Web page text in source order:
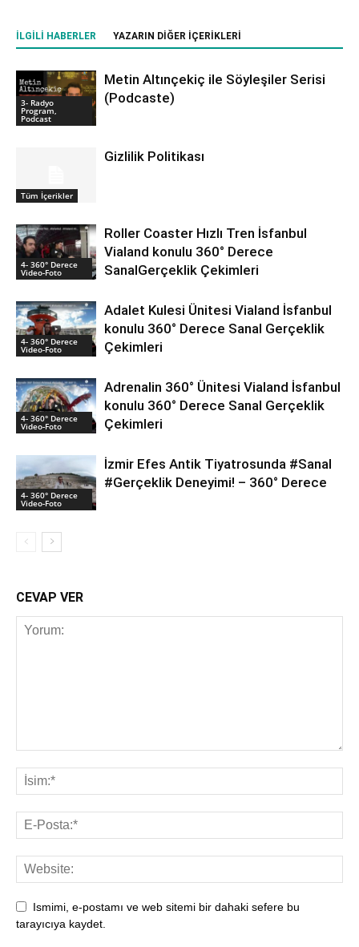
İLGILI HABERLER YAZARIN DIĞER İÇERIKLERI
3- Radyo
Program,
Podcast
Metin Altınçekiç ile Söyleşiler Serisi
(Podcaste)
Tüm İçerikler
Gizlilik Politikası
4- 360° Derece
Video-Foto
Roller Coaster Hızlı Tren İsfanbul
Vialand konulu 360° Derece
SanalGerçeklik Çekimleri
4- 360° Derece
Video-Foto
Adalet Kulesi Ünitesi Vialand İsfanbul
konulu 360° Derece Sanal Gerçeklik
Çekimleri
4- 360° Derece
Video-Foto
Adrenalin 360° Ünitesi Vialand İsfanbul
konulu 360° Derece Sanal Gerçeklik
Çekimleri
4- 360° Derece
Video-Foto
İzmir Efes Antik Tiyatrosunda #Sanal
#Gerçeklik Deneyimi! – 360° Derece
CEVAP VER
Ismimi, e-postamı ve web sitemi bir dahaki sefere bu
tarayıcıya kaydet.